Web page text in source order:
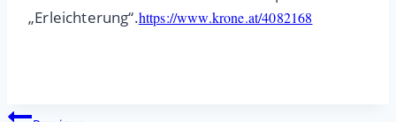
„Erleichterung“.https://www.krone.at/4082168